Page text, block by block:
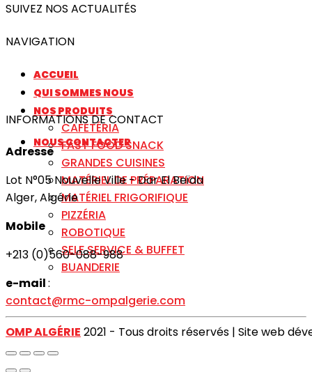
SUIVEZ NOS ACTUALITÉS
NAVIGATION
ACCUEIL
QUI SOMMES NOUS
NOS PRODUITS
CAFÉTÉRIA
FAST FOOD SNACK
GRANDES CUISINES
MATÉRIEL DE PRÉPARATION
MATÉRIEL FRIGORIFIQUE
PIZZÉRIA
ROBOTIQUE
SELF SERVICE & BUFFET
BUANDERIE
NOUS CONTACTER
INFORMATIONS DE CONTACT
Adresse
Lot N°05 Nouvelle Ville - Dar El Beïda
Alger, Algérie
Mobile
+213 (0)560-088-988
e-mail:
contact@rmc-ompalgerie.com
OMP ALGÉRIE 2021 - Tous droits réservés | Site web